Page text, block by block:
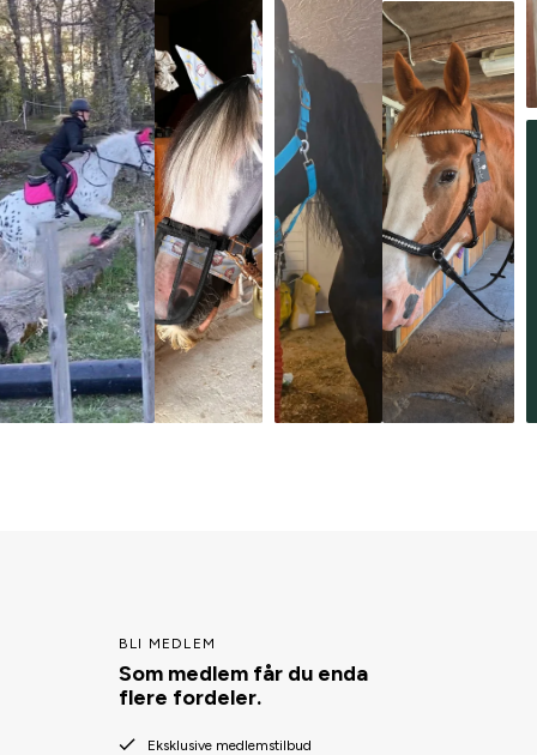
BLI MEDLEM
Som medlem får du enda
flere fordeler.
Eksklusive medlemstilbud